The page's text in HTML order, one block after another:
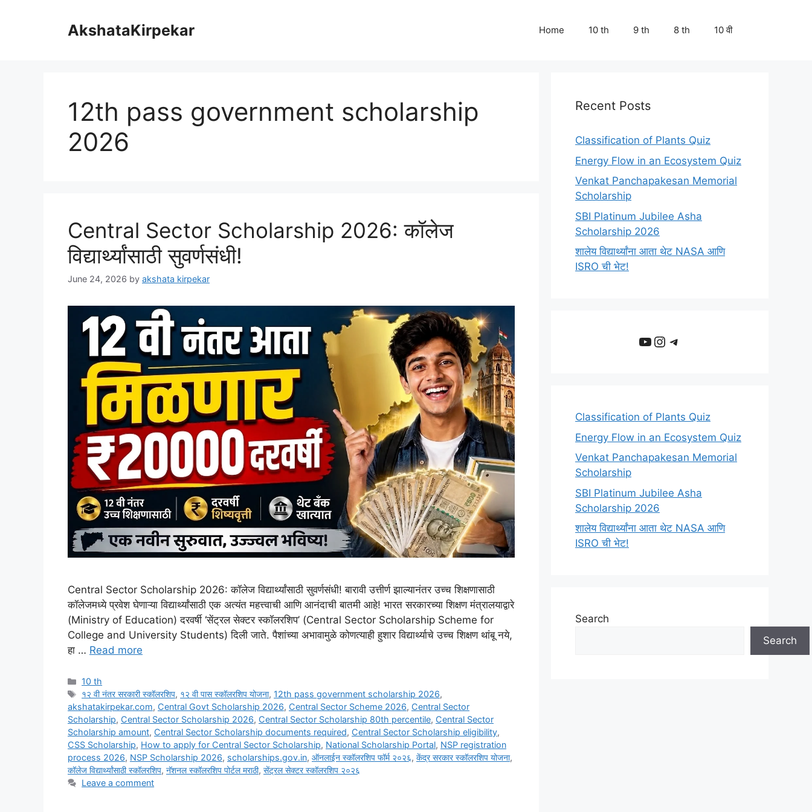
AkshataKirpekar Home 10 th 9 th 8 th 10 वी
12th pass government scholarship
2026
Central Sector Scholarship 2026: कॉलेज
विद्यार्थ्यांसाठी सुवर्णसंधी!
June 24, 2026 by akshata kirpekar
Central Sector Scholarship 2026: कॉलेज विद्यार्थ्यांसाठी सुवर्णसंधी! बारावी उत्तीर्ण झाल्यानंतर उच्च शिक्षणासाठी
कॉलेजमध्ये प्रवेश घेणाऱ्या विद्यार्थ्यांसाठी एक अत्यंत महत्त्वाची आणि आनंदाची बातमी आहे! भारत सरकारच्या शिक्षण मंत्रालयाद्वारे
(Ministry of Education) दरवर्षी ‘सेंट्रल सेक्टर स्कॉलरशिप’ (Central Sector Scholarship Scheme for
College and University Students) दिली जाते. पैशांच्या अभावामुळे कोणत्याही हुशार विद्यार्थ्याचे उच्च शिक्षण थांबू नये,
हा … Read more
Categories
10 th
Tags
१२ वी नंतर सरकारी स्कॉलरशिप, १२ वी पास स्कॉलरशिप योजना, 12th pass government scholarship 2026,
akshatakirpekar.com, Central Govt Scholarship 2026, Central Sector Scheme 2026, Central Sector
Scholarship, Central Sector Scholarship 2026, Central Sector Scholarship 80th percentile, Central Sector
Scholarship amount, Central Sector Scholarship documents required, Central Sector Scholarship eligibility,
CSS Scholarship, How to apply for Central Sector Scholarship, National Scholarship Portal, NSP registration
process 2026, NSP Scholarship 2026, scholarships.gov.in, ऑनलाईन स्कॉलरशिप फॉर्म २०२६, केंद्र सरकार स्कॉलरशिप योजना,
कॉलेज विद्यार्थ्यांसाठी स्कॉलरशिप, नॅशनल स्कॉलरशिप पोर्टल मराठी, सेंट्रल सेक्टर स्कॉलरशिप २०२६
Leave a comment
Recent Posts
Classification of Plants Quiz
Energy Flow in an Ecosystem Quiz
Venkat Panchapakesan Memorial
Scholarship
SBI Platinum Jubilee Asha
Scholarship 2026
शालेय विद्यार्थ्यांना आता थेट NASA आणि
ISRO ची भेट!
YouTube
Instagram
Telegram
Classification of Plants Quiz
Energy Flow in an Ecosystem Quiz
Venkat Panchapakesan Memorial
Scholarship
SBI Platinum Jubilee Asha
Scholarship 2026
शालेय विद्यार्थ्यांना आता थेट NASA आणि
ISRO ची भेट!
Search
Search